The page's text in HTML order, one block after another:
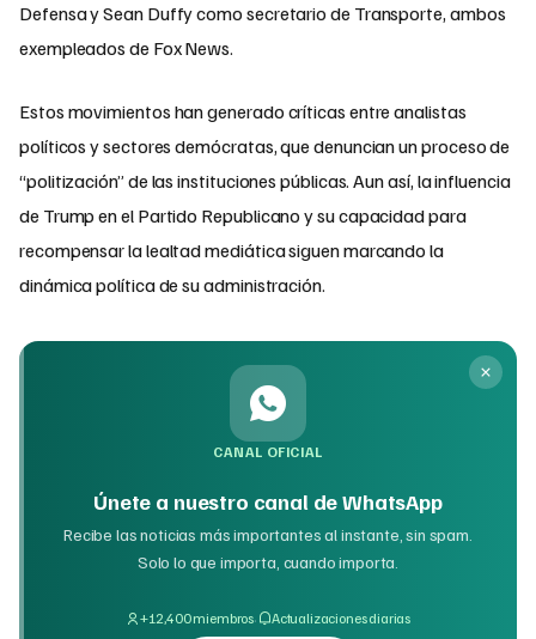
Defensa y Sean Duffy como secretario de Transporte, ambos
exempleados de Fox News.
Estos movimientos han generado críticas entre analistas
políticos y sectores demócratas, que denuncian un proceso de
“politización” de las instituciones públicas. Aun así, la influencia
de Trump en el Partido Republicano y su capacidad para
recompensar la lealtad mediática siguen marcando la
dinámica política de su administración.
CANAL OFICIAL
Únete a nuestro canal de WhatsApp
Recibe las noticias más importantes al instante, sin spam.
Solo lo que importa, cuando importa.
+12,400 miembros· Actualizaciones diarias